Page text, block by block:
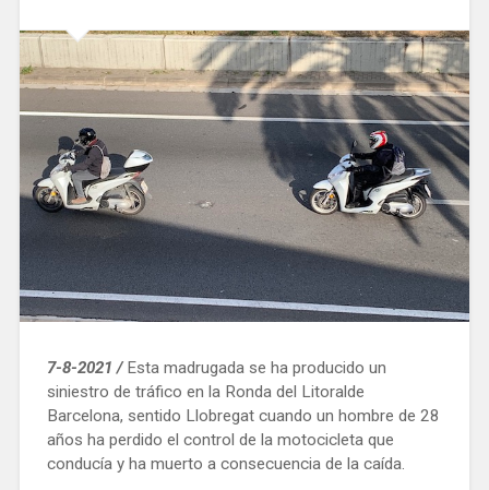
7-8-2021 / Esta madrugada se ha producido un
siniestro de tráfico en la Ronda del Litoralde
Barcelona, sentido Llobregat cuando un hombre de 28
años ha perdido el control de la motocicleta que
conducía y ha muerto a consecuencia de la caída.